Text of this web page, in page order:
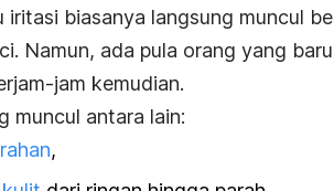
iritasi biasanya langsung muncul
Namun, ada pula orang yang
jam kemudian.
muncul antara lain:
,